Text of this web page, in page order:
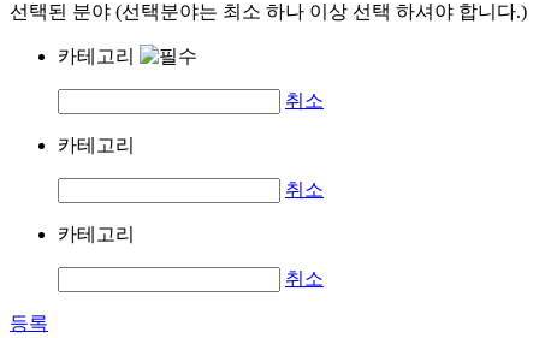
선택된 분야 (선택분야는 최소 하나 이상 선택 하셔야 합니다.)
카테고리
취소
카테고리
취소
카테고리
취소
등록